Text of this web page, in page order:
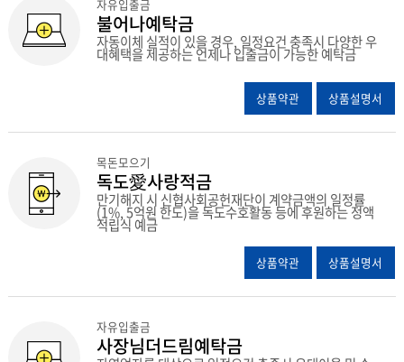
자유입출금
불어나예탁금
자동이체 실적이 있을 경우, 일정요건 충족시 다양한 우
대혜택을 제공하는 언제나 입출금이 가능한 예탁금
상품약관 상품설명서
목돈모으기
독도愛사랑적금
만기해지 시 신협사회공헌재단이 계약금액의 일정률
(1%, 5억원 한도)을 독도수호활동 등에 후원하는 정액
적립식 예금
상품약관 상품설명서
자유입출금
사장님더드림예탁금